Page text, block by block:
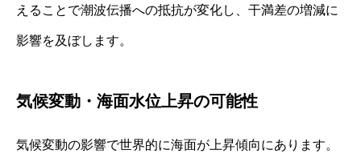
えることで潮波伝播への抵抗が変化し、干満差の増減に
影響を及ぼします。
気候変動・海面水位上昇の可能性
気候変動の影響で世界的に海面が上昇傾向にあります。